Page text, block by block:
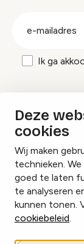
Deze
cookies
Wij maken
technieken.
goed te laten
te analyseren
kunnen tonen.
cookiebeleid.
Ik ga
Inspiratie
Cookies beheren